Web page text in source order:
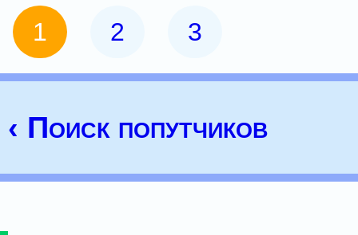
1 2 3
‹ Поиск попутчиков